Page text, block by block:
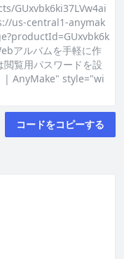
GUxvbk6ki37LVw4ai
us-central1-anymak
アルバムを手軽に作
覧用パスワードを設
| AnyMake" style="wi
コードをコピーする